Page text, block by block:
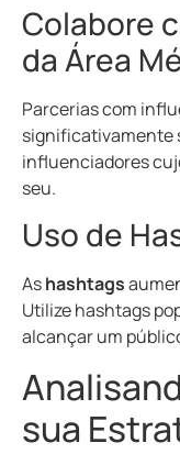
Colabore
da Área
Parcerias com
significativamente
influenciadores
seu.
Uso de
Ashashtags
Utilize hashtags
alcançar um
sua